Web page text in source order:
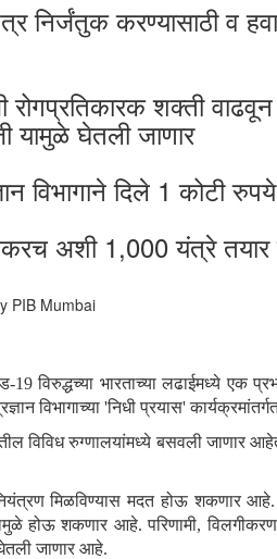
करण्यासाठी व
रोगप्रतिकारक शक्ती
यामुळे घेतली जाणार
विभागाने दिले 1 कोटी रुपये
अशी 1,000 यंत्रे तयार
PIB Mumbai
19 विरुद्धच्या भारताच्या लढाईमध्ये एक
विभागाच्या 'निधी प्रयास'
विविध रुग्णालयांमध्ये बसवली जाणार
मिळविण्यास मदत होऊ शकणार
होऊ शकणार आहे. परिणामी,विलगीकरण
जाणार आहे.